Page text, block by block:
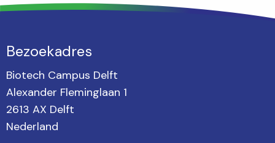
Bezoekadres
Biotech Campus Delft
Alexander Fleminglaan 1
2613 AX Delft
Nederland